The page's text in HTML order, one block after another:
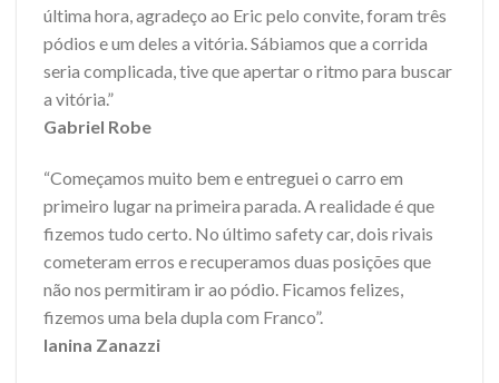
última hora, agradeço ao Eric pelo convite, foram três
pódios e um deles a vitória. Sábiamos que a corrida
seria complicada, tive que apertar o ritmo para buscar
a vitória.”
Gabriel Robe
“Começamos muito bem e entreguei o carro em
primeiro lugar na primeira parada. A realidade é que
fizemos tudo certo. No último safety car, dois rivais
cometeram erros e recuperamos duas posições que
não nos permitiram ir ao pódio. Ficamos felizes,
fizemos uma bela dupla com Franco”.
Ianina Zanazzi